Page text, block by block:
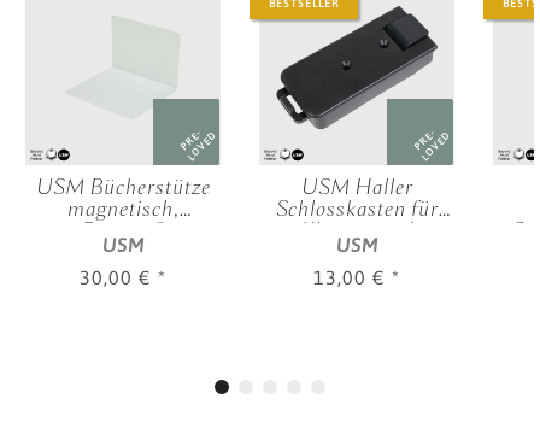
PRE-
LOVED
USM Bücherstütze
magnetisch,
Reinweiß
USM
30,00 € *
BESTSELLER
PRE-
LOVED
USM Haller
Schlosskasten für
Klappen und
Ausziehtüren
USM
13,00 € *